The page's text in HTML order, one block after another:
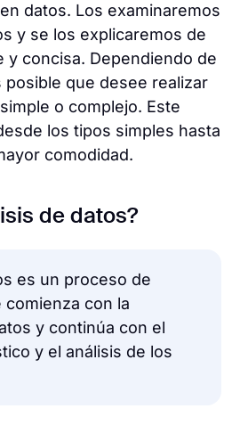
datos. Los examinaremos
y se los explicaremos de
y concisa. Dependiendo de
que desee realizar
o complejo. Este
los tipos simples hasta
comodidad.
de datos?
es un proceso de
con la
y continúa con el
y el análisis de los